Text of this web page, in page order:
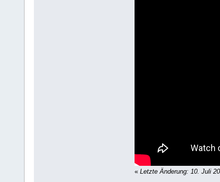
« Letzte Änderung: 10. Juli